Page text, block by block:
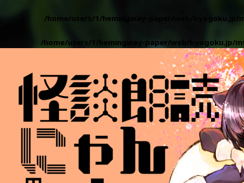
/home/users/1/hemingway-paper/web/byogoku.jp/
/home/users/1/hemingway-paper/web/byogoku.jp/